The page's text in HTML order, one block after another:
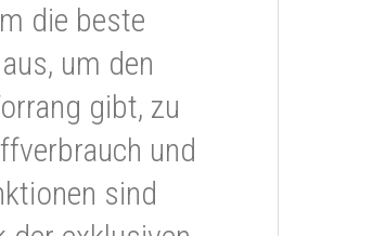
die beste
um den
gibt, zu
und
sind